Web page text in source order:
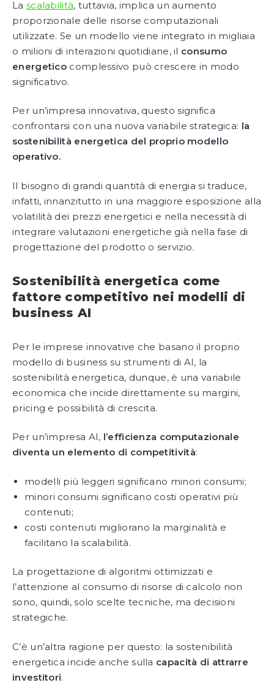
La scalabilità, tuttavia, implica un aumento
proporzionale delle risorse computazionali
utilizzate. Se un modello viene integrato in migliaia
o milioni di interazioni quotidiane, il consumo
energetico complessivo può crescere in modo
significativo.
Per un’impresa innovativa, questo significa
confrontarsi con una nuova variabile strategica: la
sostenibilità energetica del proprio modello
operativo.
Il bisogno di grandi quantità di energia si traduce,
infatti, innanzitutto in una maggiore esposizione alla
volatilità dei prezzi energetici e nella necessità di
integrare valutazioni energetiche già nella fase di
progettazione del prodotto o servizio.
Sostenibilità energetica come
fattore competitivo nei modelli di
business AI
Per le imprese innovative che basano il proprio
modello di business su strumenti di AI, la
sostenibilità energetica, dunque, è una variabile
economica che incide direttamente su margini,
pricing e possibilità di crescita.
Per un’impresa AI, l’efficienza computazionale
diventa un elemento di competitività:
modelli più leggeri significano minori consumi;
minori consumi significano costi operativi più
contenuti;
costi contenuti migliorano la marginalità e
facilitano la scalabilità.
La progettazione di algoritmi ottimizzati e
l’attenzione al consumo di risorse di calcolo non
sono, quindi, solo scelte tecniche, ma decisioni
strategiche.
C’è un’altra ragione per questo: la sostenibilità
energetica incide anche sulla capacità di attrarre
investitori.